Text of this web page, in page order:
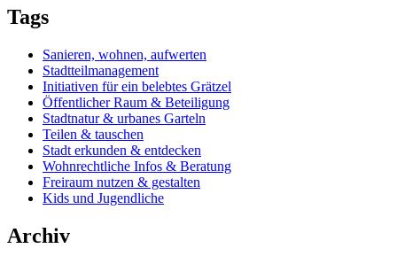
Tags
Sanieren, wohnen, aufwerten
Stadtteilmanagement
Initiativen für ein belebtes Grätzel
Öffentlicher Raum & Beteiligung
Stadtnatur & urbanes Garteln
Teilen & tauschen
Stadt erkunden & entdecken
Wohnrechtliche Infos & Beratung
Freiraum nutzen & gestalten
Kids und Jugendliche
Archiv